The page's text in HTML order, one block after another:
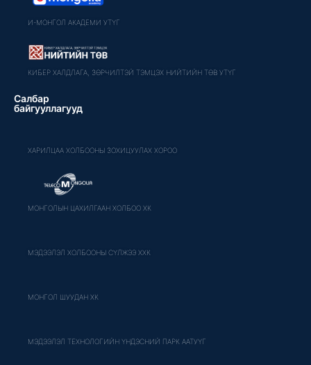
И-МОНГОЛ АКАДЕМИ УТҮГ
КИБЕР ХАЛДЛАГА, ЗӨРЧИЛТЭЙ ТЭМЦЭХ НИЙТИЙН ТӨВ УТҮГ
Салбар
байгууллагууд
ХАРИЛЦАА ХОЛБООНЫ ЗОХИЦУУЛАХ ХОРОО
МОНГОЛЫН ЦАХИЛГААН ХОЛБОО ХК
МЭДЭЭЛЭЛ ХОЛБООНЫ СҮЛЖЭЭ ХХК
МОНГОЛ ШУУДАН ХК
МЭДЭЭЛЭЛ ТЕХНОЛОГИЙН ҮНДЭСНИЙ ПАРК ААТУҮГ